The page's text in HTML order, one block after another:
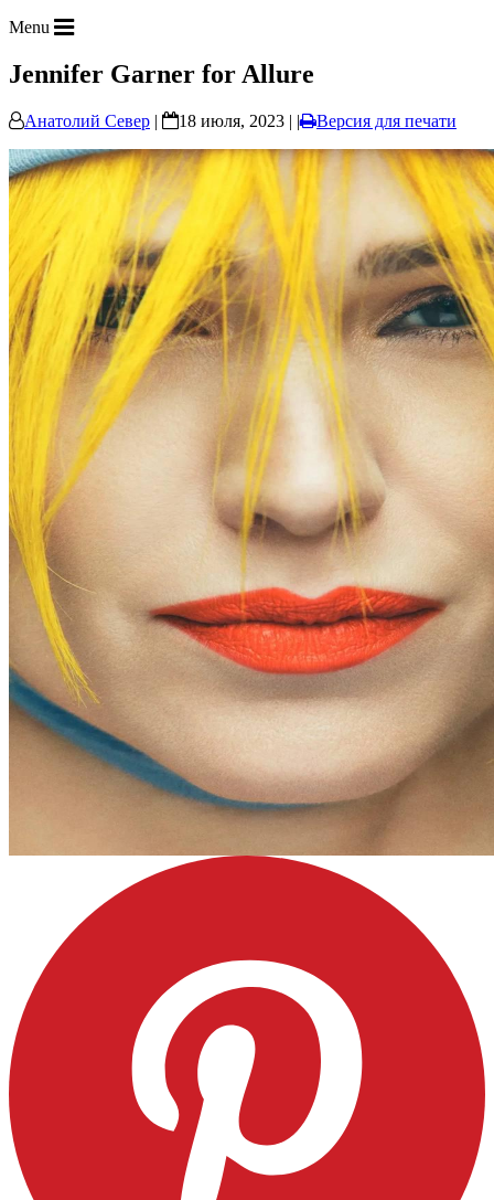
Menu
Jennifer Garner for Allure
Анатолий Север | 18 июля, 2023 | | Версия для печати